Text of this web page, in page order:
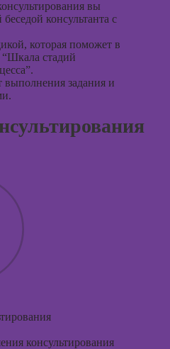
вы
консультанта с
которая поможет в
“Шкала стадий
выполнения задания и
консультирования